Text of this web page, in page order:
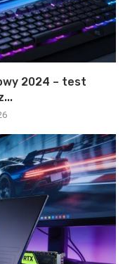
2024 – test